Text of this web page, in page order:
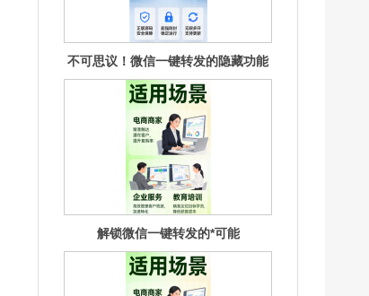
解锁微信一键转发的*可能
掌握微信一键转发，轻松玩转朋友